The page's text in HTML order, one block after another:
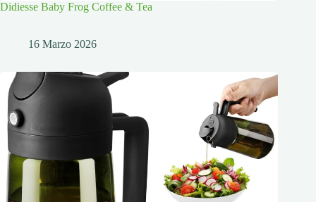
Didiesse Baby Frog Coffee & Tea
16 Marzo 2026